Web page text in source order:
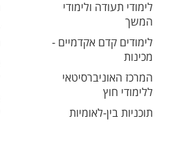
לימודי תעודה ולימודי
המשך
לימודים קדם אקדמיים -
מכינות
המרכז האוניברסיטאי
ללימודי חוץ
תוכניות בין-לאומיות